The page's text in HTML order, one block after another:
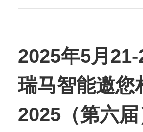
2025年5月21-
瑞马智能邀您
2025（第六